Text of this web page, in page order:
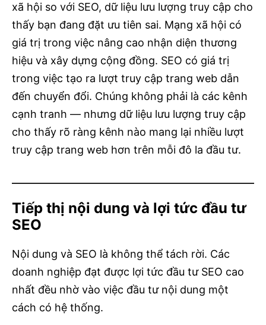
xã hội so với SEO, dữ liệu lưu lượng truy cập cho
thấy bạn đang đặt ưu tiên sai. Mạng xã hội có
giá trị trong việc nâng cao nhận diện thương
hiệu và xây dựng cộng đồng. SEO có giá trị
trong việc tạo ra lượt truy cập trang web dẫn
đến chuyển đổi. Chúng không phải là các kênh
cạnh tranh — nhưng dữ liệu lưu lượng truy cập
cho thấy rõ ràng kênh nào mang lại nhiều lượt
truy cập trang web hơn trên mỗi đô la đầu tư.
Tiếp thị nội dung và lợi tức đầu tư
SEO
Nội dung và SEO là không thể tách rời. Các
doanh nghiệp đạt được lợi tức đầu tư SEO cao
nhất đều nhờ vào việc đầu tư nội dung một
cách có hệ thống.